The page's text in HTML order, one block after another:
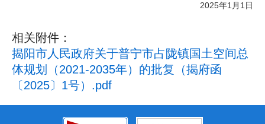
2025年1月1日
相关附件：
揭阳市人民政府关于普宁市占陇镇国土空间总
体规划（2021-2035年）的批复（揭府函
〔2025〕1号）.pdf